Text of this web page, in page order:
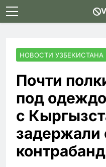
Skip
to
НОВОСТИ УЗБЕКИСТАНА
Почти
под
с